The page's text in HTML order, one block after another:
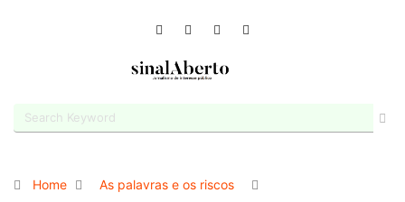
Home As palavras e os riscos